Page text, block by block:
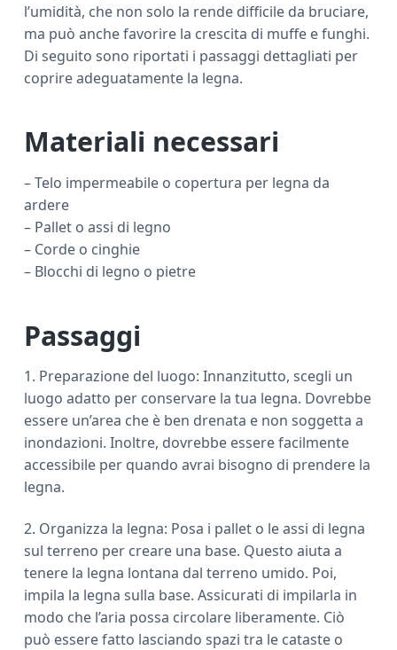
l’umidità, che non solo la rende difficile da bruciare,
ma può anche favorire la crescita di muffe e funghi.
Di seguito sono riportati i passaggi dettagliati per
coprire adeguatamente la legna.
Materiali necessari
– Telo impermeabile o copertura per legna da
ardere
– Pallet o assi di legno
– Corde o cinghie
– Blocchi di legno o pietre
Passaggi
1. Preparazione del luogo: Innanzitutto, scegli un
luogo adatto per conservare la tua legna. Dovrebbe
essere un’area che è ben drenata e non soggetta a
inondazioni. Inoltre, dovrebbe essere facilmente
accessibile per quando avrai bisogno di prendere la
legna.
2. Organizza la legna: Posa i pallet o le assi di legna
sul terreno per creare una base. Questo aiuta a
tenere la legna lontana dal terreno umido. Poi,
impila la legna sulla base. Assicurati di impilarla in
modo che l’aria possa circolare liberamente. Ciò
può essere fatto lasciando spazi tra le cataste o